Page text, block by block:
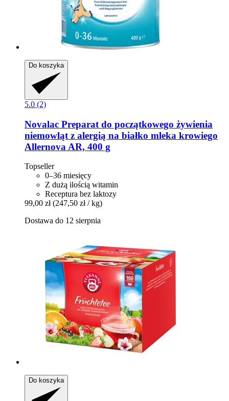
Do koszyka
5.0 (2)
Novalac Preparat do początkowego żywienia
niemowląt z alergią na białko mleka krowiego
Allernova AR, 400 g
Topseller
0–36 miesięcy
Z dużą ilością witamin
Receptura bez laktozy
99,00 zł (247,50 zł / kg)
Dostawa do 12 sierpnia
Do koszyka